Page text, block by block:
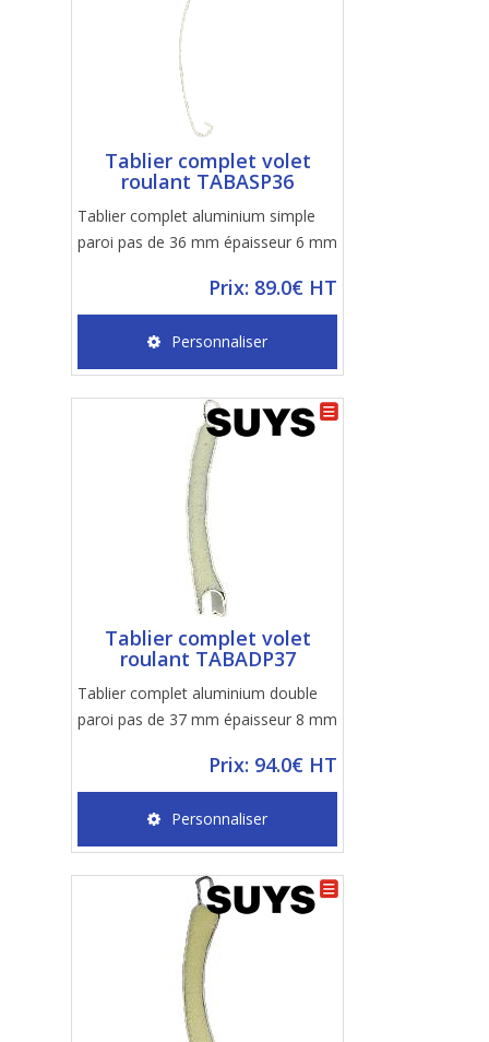
Tablier complet volet
roulant TABASP36
Tablier complet aluminium simple
paroi pas de 36 mm épaisseur 6 mm
Prix: 89.0€ HT
Personnaliser
Tablier complet volet
roulant TABADP37
Tablier complet aluminium double
paroi pas de 37 mm épaisseur 8 mm
Prix: 94.0€ HT
Personnaliser